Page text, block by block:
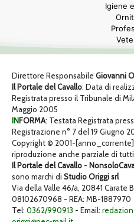
Igiene
Direttore Responsabile Giovanni
Il Portale del Cavallo: Data di
Registrata presso il Tribunale di
Maggio 2005
INFORMA: Testata Registrata
Registrazione n° 7 del 19 Giugno
Copyright © 2001-
riproduzione anche parziale di
Il Portale del Cavallo -
sono marchi di Studio Origgi srl
Via della Valle 46/a, 20841 Carate
08102670968 - REA: MB-1887970
Tel: 0362/990913 - Email: